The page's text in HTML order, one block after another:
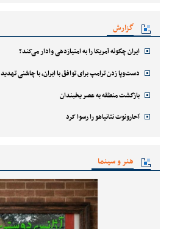
گزارش
ایران چگونه آمریکا را به امتیازدهی وادار می‌کند؟
دست‌وپا زدن ترامپ برای توافق با ایران، با چاشنی تهدید
بازگشت منطقه به عصر یخبندان
آحارونوت نتانیاهو را رسوا کرد
هنر و سینما